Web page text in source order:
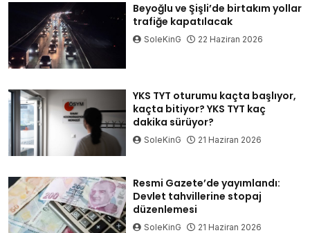
Beyoğlu ve Şişli’de birtakım yollar
trafiğe kapatılacak
SoleKinG 22 Haziran 2026
YKS TYT oturumu kaçta başlıyor,
kaçta bitiyor? YKS TYT kaç
dakika sürüyor?
SoleKinG 21 Haziran 2026
Resmi Gazete’de yayımlandı:
Devlet tahvillerine stopaj
düzenlemesi
SoleKinG 21 Haziran 2026